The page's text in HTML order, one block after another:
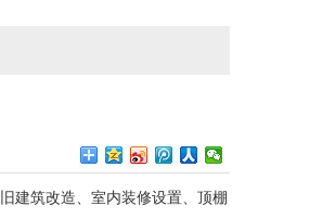
建筑改造、室内装修设置、顶棚